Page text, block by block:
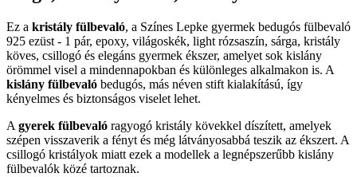
Ez a kristály fülbevaló, a Színes Lepke gyermek bedugós fülbevaló
925 ezüst - 1 pár, epoxy, világoskék, light rózsaszín, sárga, kristály
köves, csillogó és elegáns gyermek ékszer, amelyet sok kislány
örömmel visel a mindennapokban és különleges alkalmakon is. A
kislány fülbevaló bedugós, más néven stift kialakítású, így
kényelmes és biztonságos viselet lehet.
A gyerek fülbevaló ragyogó kristály kövekkel díszített, amelyek
szépen visszaverik a fényt és még látványosabbá teszik az ékszert. A
csillogó kristályok miatt ezek a modellek a legnépszerűbb kislány
fülbevalók közé tartoznak.